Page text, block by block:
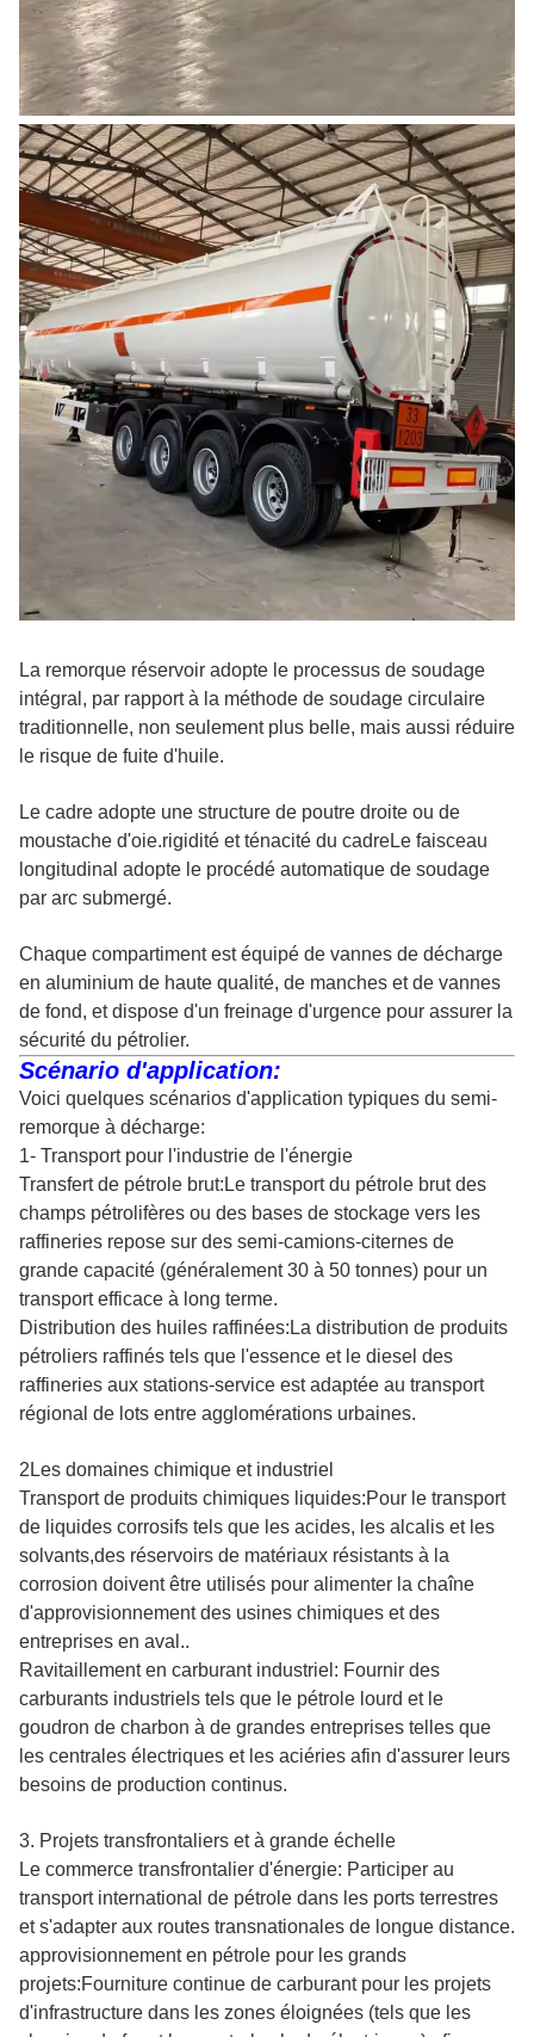
La remorque réservoir adopte le processus de soudage
intégral, par rapport à la méthode de soudage circulaire
traditionnelle, non seulement plus belle, mais aussi réduire
le risque de fuite d'huile.
Le cadre adopte une structure de poutre droite ou de
moustache d'oie.rigidité et ténacité du cadreLe faisceau
longitudinal adopte le procédé automatique de soudage
par arc submergé.
Chaque compartiment est équipé de vannes de décharge
en aluminium de haute qualité, de manches et de vannes
de fond, et dispose d'un freinage d'urgence pour assurer la
sécurité du pétrolier.
Scénario d'application:
Voici quelques scénarios d'application typiques du semi-
remorque à décharge:
1- Transport pour l'industrie de l'énergie
Transfert de pétrole brut:Le transport du pétrole brut des
champs pétrolifères ou des bases de stockage vers les
raffineries repose sur des semi-camions-citernes de
grande capacité (généralement 30 à 50 tonnes) pour un
transport efficace à long terme.
Distribution des huiles raffinées:La distribution de produits
pétroliers raffinés tels que l'essence et le diesel des
raffineries aux stations-service est adaptée au transport
régional de lots entre agglomérations urbaines.
2Les domaines chimique et industriel
Transport de produits chimiques liquides:Pour le transport
de liquides corrosifs tels que les acides, les alcalis et les
solvants,des réservoirs de matériaux résistants à la
corrosion doivent être utilisés pour alimenter la chaîne
d'approvisionnement des usines chimiques et des
entreprises en aval..
Ravitaillement en carburant industriel: Fournir des
carburants industriels tels que le pétrole lourd et le
goudron de charbon à de grandes entreprises telles que
les centrales électriques et les aciéries afin d'assurer leurs
besoins de production continus.
3. Projets transfrontaliers et à grande échelle
Le commerce transfrontalier d'énergie: Participer au
transport international de pétrole dans les ports terrestres
et s'adapter aux routes transnationales de longue distance.
approvisionnement en pétrole pour les grands
projets:Fourniture continue de carburant pour les projets
d'infrastructure dans les zones éloignées (tels que les